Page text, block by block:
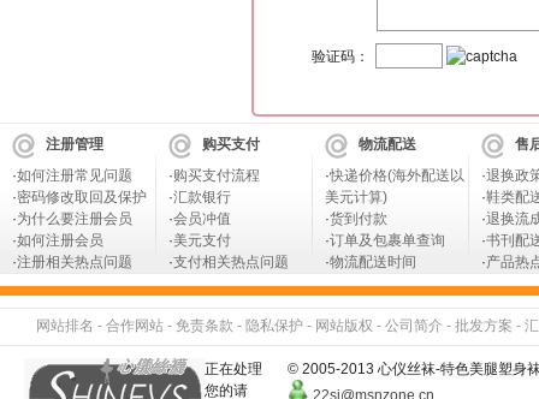
验证码：
注册管理
·如何注册常见问题
·密码修改取回及保护
·为什么要注册会员
·如何注册会员
·注册相关热点问题
购买支付
·购买支付流程
·汇款银行
·会员冲值
·美元支付
·支付相关热点问题
物流配送
·快递价格(海外配送以
美元计算)
·货到付款
·订单及包裹单查询
·物流配送时间
售
·退换政
·鞋类配
·退换流
·书刊配
·产品热
网站排名 - 合作网站 - 免责条款 - 隐私保护 - 网站版权 - 公司简介 - 批发方案 -
© 2005-2013 心仪丝袜-特色美腿塑身
22si@msnzone.cn
正在处理
您的请